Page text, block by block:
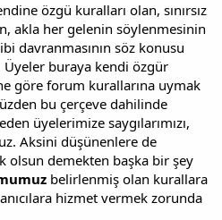
özgü kuralları olan, sınırsız
akla her gelenin söylenmesinin
davranmasının söz konusu
Üyeler buraya kendi özgür
göre forum kurallarına uymak
bu çerçeve dahilinde
üyelerimize saygılarımızı,
Aksini düşünenlere de
olsun demekten başka bir şey
belirlenmiş olan kurallara
hizmet vermek zorunda